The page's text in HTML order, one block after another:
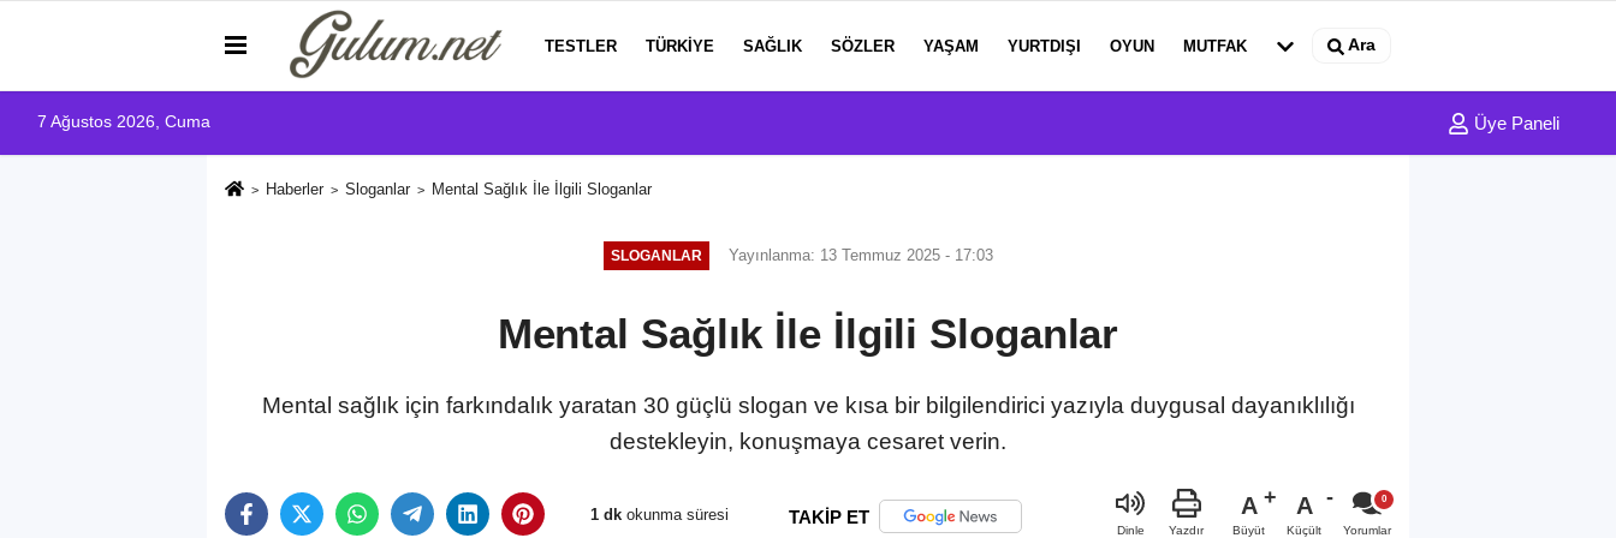
TESTLER TÜRKIYE SAĞLIK SÖZLER YAŞAM YURTDIŞI OYUN MUTFAK Ara
7 Ağustos 2026, Cuma Üye Paneli
Haberler Sloganlar Mental Sağlık İle İlgili Sloganlar
SLOGANLAR Yayınlanma: 13 Temmuz 2025 - 17:03
Mental Sağlık İle İlgili Sloganlar
Mental sağlık için farkındalık yaratan 30 güçlü slogan ve kısa bir bilgilendirici yazıyla duygusal dayanıklılığı
destekleyin, konuşmaya cesaret verin.
1 dk okunma süresi TAKİP ET
Dinle Yazdır
A
Büyüt
A
Küçült Yorumlar